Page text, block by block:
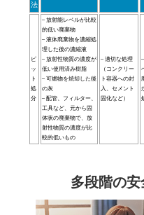
法
ピ
ッ
ト
処
分
– 放射能レベルが比較
的低い廃棄物
– 液体廃棄物を濃縮処
理した後の濃縮液
– 放射性物質の濃度が
低い使用済み樹脂
– 可燃物を焼却した後
の灰
– 配管、フィルター、
工具など、元から固
体状の廃棄物で、放
射性物質の濃度が比
較的低いもの
– 適切な処理
（コンクリー
ト容器への封
入、セメント
固化など）
多段階の安